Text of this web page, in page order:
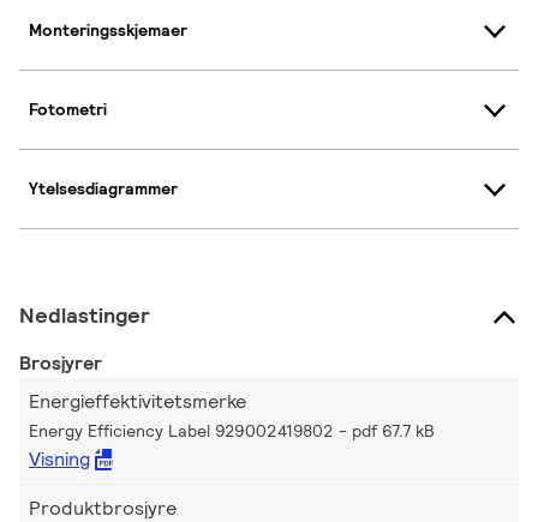
Monteringsskjemaer
Fotometri
Ytelsesdiagrammer
Nedlastinger
Brosjyrer
Energieffektivitetsmerke
Energy Efficiency Label 929002419802 pdf 67.7 kB
Visning
Produktbrosjyre